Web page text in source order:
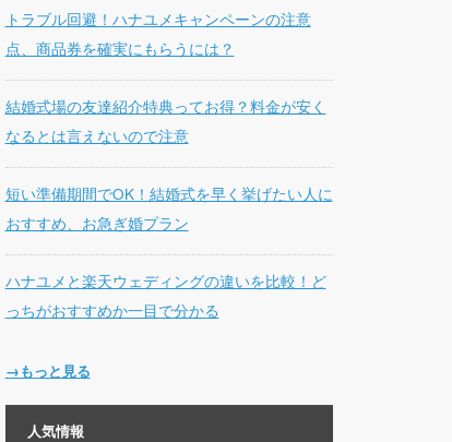
トラブル回避！ハナユメキャンペーンの注意
点、商品券を確実にもらうには？
結婚式場の友達紹介特典ってお得？料金が安く
なるとは言えないので注意
短い準備期間でOK！結婚式を早く挙げたい人に
おすすめ、お急ぎ婚プラン
ハナユメと楽天ウェディングの違いを比較！ど
っちがおすすめか一目で分かる
→もっと見る
人気情報